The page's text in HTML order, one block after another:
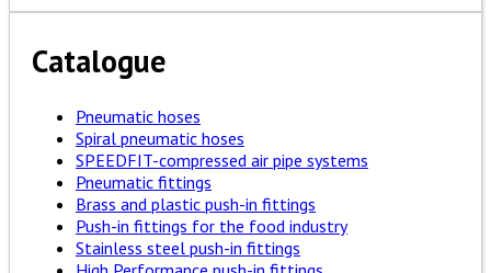
Catalogue
Pneumatic hoses
Spiral pneumatic hoses
SPEEDFIT-compressed air pipe systems
Pneumatic fittings
Brass and plastic push-in fittings
Push-in fittings for the food industry
Stainless steel push-in fittings